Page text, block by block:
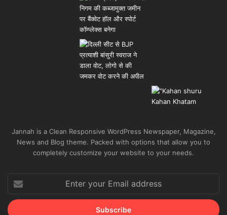
Jannah is a Clean Responsive WordPress Newspaper, Magazine,
News and Blog theme. Packed with options that allow you to
completely customize your website to your needs.
your
Email
address